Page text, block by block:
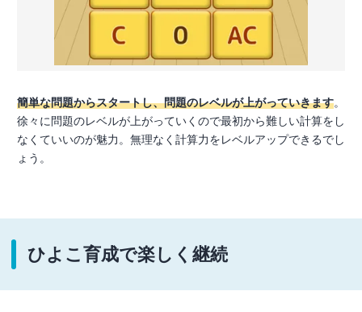
簡単な問題からスタートし、問題のレベルが上がっていきます。
徐々に問題のレベルが上がっていくので最初から難しい計算をし
なくていいのが魅力。無理なく計算力をレベルアップできるでし
ょう。
ひよこ育成で楽しく継続